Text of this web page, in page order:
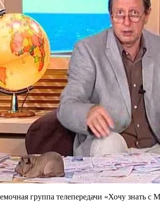
группа телепередачи «Хочу знать